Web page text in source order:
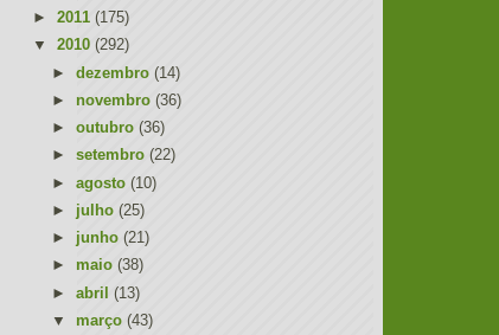
► 2011 (175)
▼ 2010 (292)
► dezembro (14)
► novembro (36)
► outubro (36)
► setembro (22)
► agosto (10)
► julho (25)
► junho (21)
► maio (38)
► abril (13)
▼ março (43)